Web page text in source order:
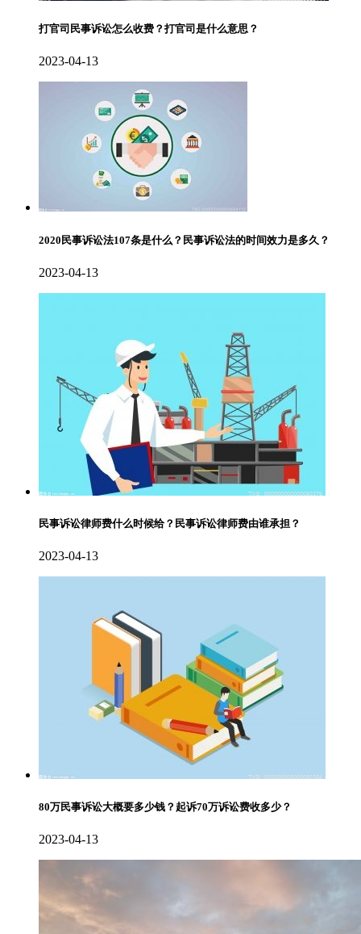
打官司民事诉讼怎么收费？打官司是什么意思？
2023-04-13
2020民事诉讼法107条是什么？民事诉讼法的时间效力是多久？
2023-04-13
民事诉讼律师费什么时候给？民事诉讼律师费由谁承担？
2023-04-13
80万民事诉讼大概要多少钱？起诉70万诉讼费收多少？
2023-04-13